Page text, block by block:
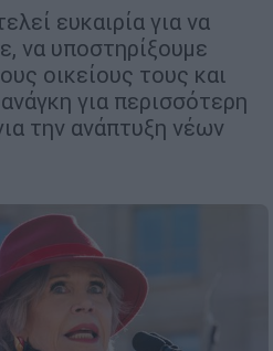
ευκαιρία για να
να υποστηρίξουμε
οικείους τους και
για περισσότερη
την ανάπτυξη νέων